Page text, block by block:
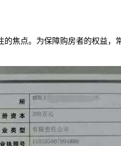
焦点。为保障购房者的权益